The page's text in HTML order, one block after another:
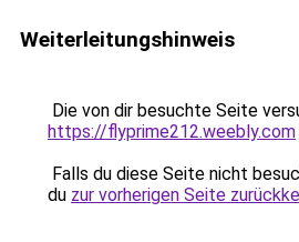
Weiterleitungshinweis
Die von dir besuchte Seite
https://flyprime212.weebly.com
Falls du diese Seite nicht
du zur vorherigen Seite